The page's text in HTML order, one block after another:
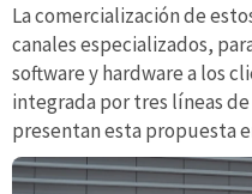
La comercialización de
canales especializados,
software y hardware a los
integrada por tres líneas de
presentan esta propuesta